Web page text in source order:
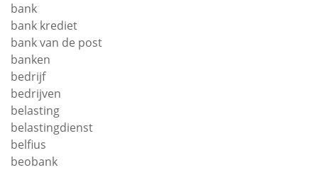
bank
bank krediet
bank van de post
banken
bedrijf
bedrijven
belasting
belastingdienst
belfius
beobank